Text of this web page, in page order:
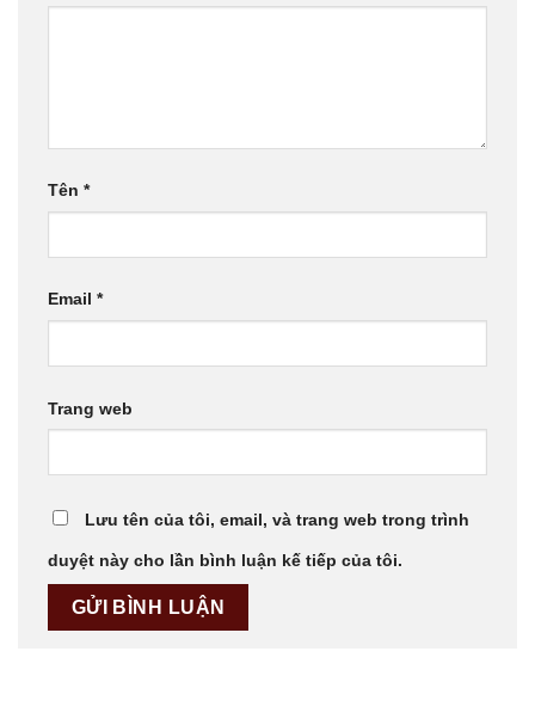
Tên *
Email *
Trang web
Lưu tên của tôi, email, và trang web trong trình
duyệt này cho lần bình luận kế tiếp của tôi.